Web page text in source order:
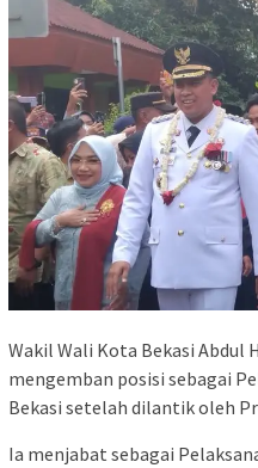
Wakil Wali Kota Bekasi Abdul
mengemban posisi sebagai
Bekasi setelah dilantik oleh
Ia menjabat sebagai